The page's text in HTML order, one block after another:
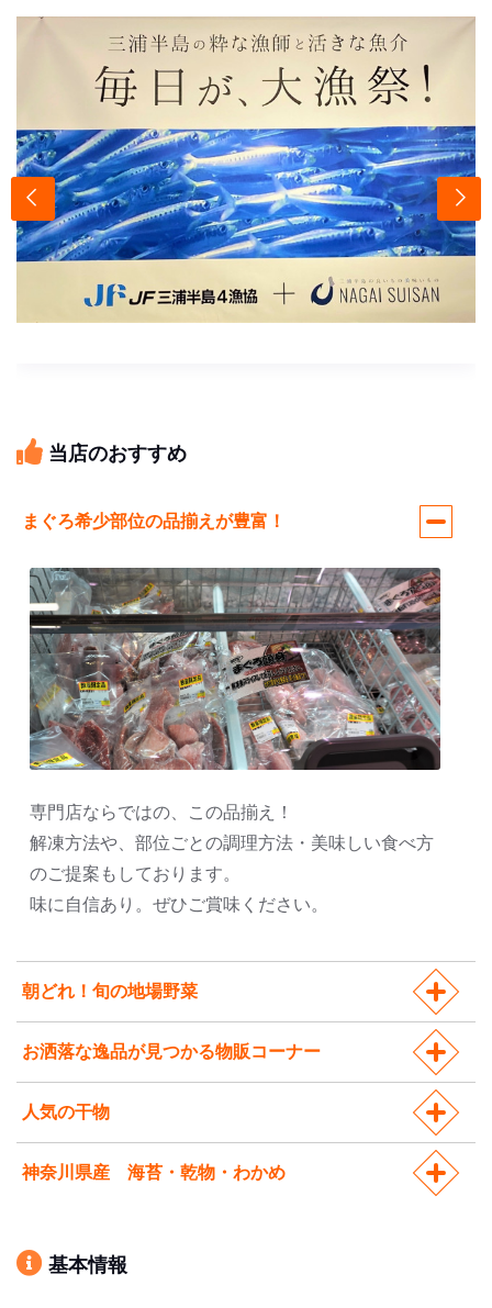
当店のおすすめ
まぐろ希少部位の品揃えが豊富！
専門店ならではの、この品揃え！
解凍方法や、部位ごとの調理方法・美味しい食べ方
のご提案もしております。
味に自信あり。ぜひご賞味ください。
朝どれ！旬の地場野菜
お洒落な逸品が見つかる物販コーナー
人気の干物
神奈川県産 海苔・乾物・わかめ
基本情報